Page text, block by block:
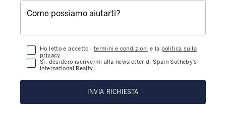
Ho letto e accetto i termini e condizioni e la politica sulla
privacy.
Sì, desidero iscrivermi alla newsletter di Spain Sotheby’s
International Realty.
INVIA RICHIESTA